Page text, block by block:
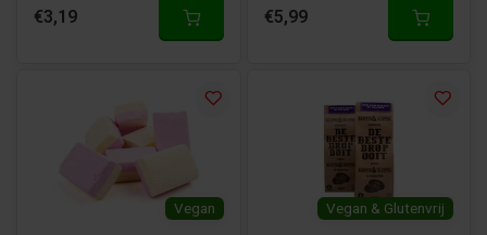
€3,19 €5,99
Vegan Vegan & Glutenvrij